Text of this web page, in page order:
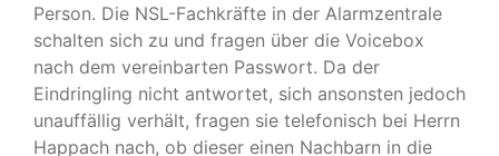
Person. Die NSL-Fachkräfte in der Alarmzentrale
schalten sich zu und fragen über die Voicebox
nach dem vereinbarten Passwort. Da der
Eindringling nicht antwortet, sich ansonsten jedoch
unauffällig verhält, fragen sie telefonisch bei Herrn
Happach nach, ob dieser einen Nachbarn in die